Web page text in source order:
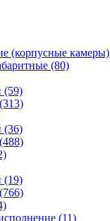
(корпусные камеры)
(80)
(59)
(313)
(36)
(488)
(19)
(766)
(11)